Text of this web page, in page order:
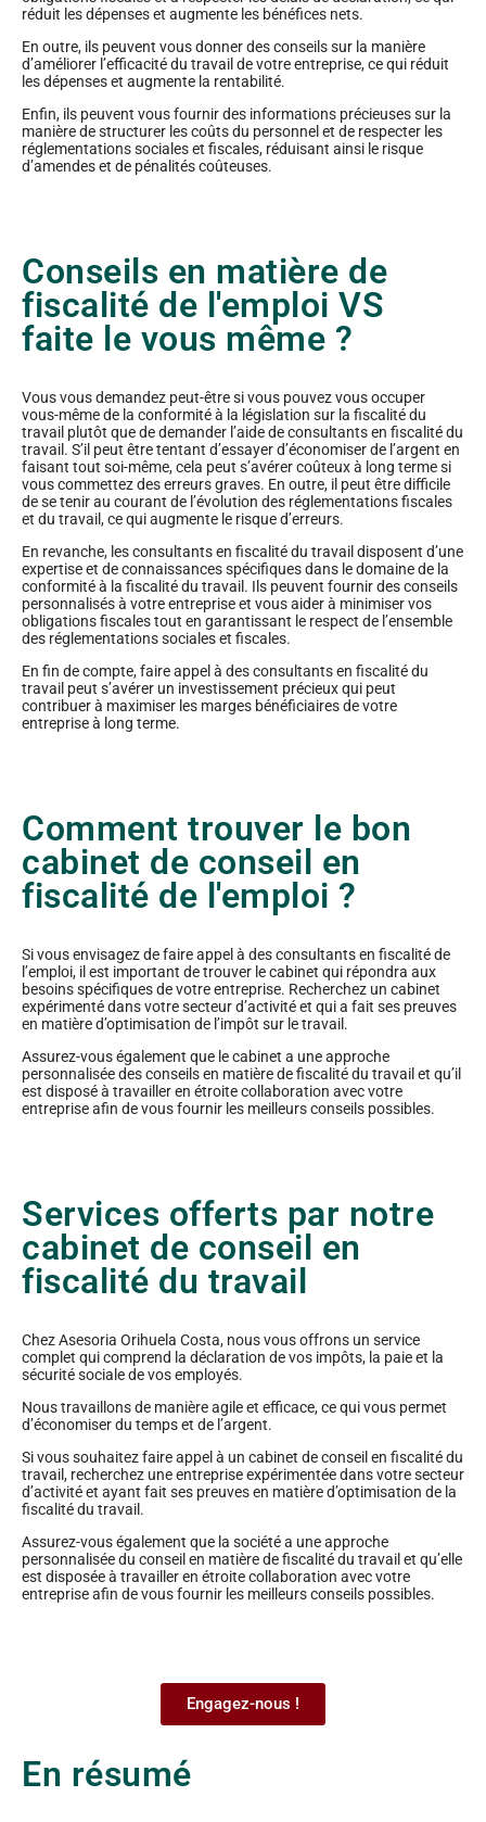
réduit les dépenses et augmente les bénéfices nets.
En outre, ils peuvent vous donner des conseils sur la manière
d’améliorer l’efficacité du travail de votre entreprise, ce qui réduit
les dépenses et augmente la rentabilité.
Enfin, ils peuvent vous fournir des informations précieuses sur la
manière de structurer les coûts du personnel et de respecter les
réglementations sociales et fiscales, réduisant ainsi le risque
d’amendes et de pénalités coûteuses.
Conseils en matière de
fiscalité de l'emploi VS
faite le vous même ?
Vous vous demandez peut-être si vous pouvez vous occuper
vous-même de la conformité à la législation sur la fiscalité du
travail plutôt que de demander l’aide de consultants en fiscalité du
travail. S’il peut être tentant d’essayer d’économiser de l’argent en
faisant tout soi-même, cela peut s’avérer coûteux à long terme si
vous commettez des erreurs graves. En outre, il peut être difficile
de se tenir au courant de l’évolution des réglementations fiscales
et du travail, ce qui augmente le risque d’erreurs.
En revanche, les consultants en fiscalité du travail disposent d’une
expertise et de connaissances spécifiques dans le domaine de la
conformité à la fiscalité du travail. Ils peuvent fournir des conseils
personnalisés à votre entreprise et vous aider à minimiser vos
obligations fiscales tout en garantissant le respect de l’ensemble
des réglementations sociales et fiscales.
En fin de compte, faire appel à des consultants en fiscalité du
travail peut s’avérer un investissement précieux qui peut
contribuer à maximiser les marges bénéficiaires de votre
entreprise à long terme.
Comment trouver le bon
cabinet de conseil en
fiscalité de l'emploi ?
Si vous envisagez de faire appel à des consultants en fiscalité de
l’emploi, il est important de trouver le cabinet qui répondra aux
besoins spécifiques de votre entreprise. Recherchez un cabinet
expérimenté dans votre secteur d’activité et qui a fait ses preuves
en matière d’optimisation de l’impôt sur le travail.
Assurez-vous également que le cabinet a une approche
personnalisée des conseils en matière de fiscalité du travail et qu’il
est disposé à travailler en étroite collaboration avec votre
entreprise afin de vous fournir les meilleurs conseils possibles.
Services offerts par notre
cabinet de conseil en
fiscalité du travail
Chez Asesoria Orihuela Costa, nous vous offrons un service
complet qui comprend la déclaration de vos impôts, la paie et la
sécurité sociale de vos employés.
Nous travaillons de manière agile et efficace, ce qui vous permet
d’économiser du temps et de l’argent.
Si vous souhaitez faire appel à un cabinet de conseil en fiscalité du
travail, recherchez une entreprise expérimentée dans votre secteur
d’activité et ayant fait ses preuves en matière d’optimisation de la
fiscalité du travail.
Assurez-vous également que la société a une approche
personnalisée du conseil en matière de fiscalité du travail et qu’elle
est disposée à travailler en étroite collaboration avec votre
entreprise afin de vous fournir les meilleurs conseils possibles.
Engagez-nous !
En résumé